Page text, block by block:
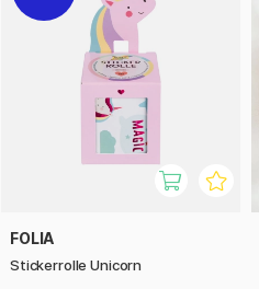
FOLIA
Stickerrolle Unicorn